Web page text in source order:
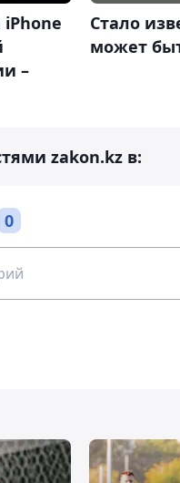
iPhone
–
Стало
может
zakon.kz в:
0